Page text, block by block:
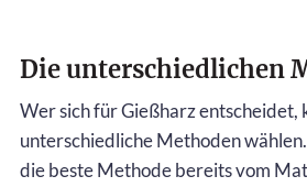
Die unterschiedlichen
Wer sich für Gießharz entscheidet,
unterschiedliche Methoden
die beste Methode bereits vom